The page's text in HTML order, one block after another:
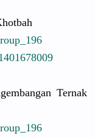
an Ternak